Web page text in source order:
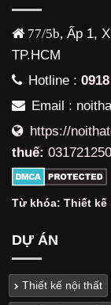
77/5b, Ấp 1,
TP.HCM
Hotline :
Email :
https://
thuế:
Từ khóa: Thiết kế
DỰ ÁN
Thiết kế nội thất